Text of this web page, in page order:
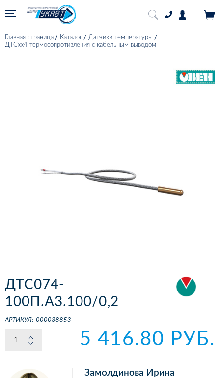
Главная страница Каталог
Датчики температуры
ДТСхх4 термосопротивления с кабельным выводом
ДТС074-
100П.А3.100/0,2
АРТИКУЛ: 000038853
5 416.80 РУБ.
Замолдинова Ирина